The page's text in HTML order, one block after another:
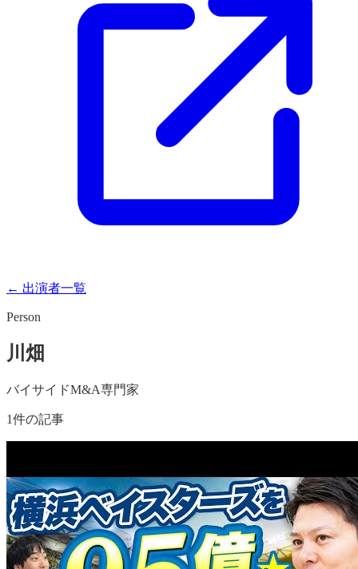
← 出演者一覧
Person
川畑
バイサイドM&A専門家
1件の記事